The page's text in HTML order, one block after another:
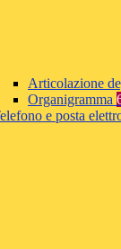
Articolazione
Organigramma
e posta